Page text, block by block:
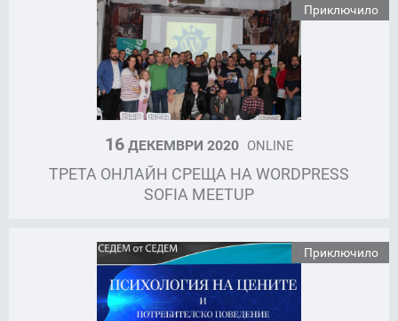
Приключило
16ДЕКЕМВРИ 2020 ONLINE
ТРЕТА ОНЛАЙН СРЕЩА НА WORDPRESS
SOFIA MEETUP
Приключило